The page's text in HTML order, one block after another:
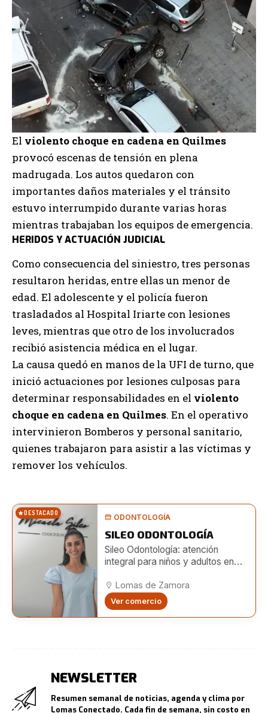
El violento choque en cadena en Quilmes
provocó escenas de tensión en plena
madrugada. Los autos quedaron con
importantes daños materiales y el tránsito
estuvo interrumpido durante varias horas
mientras trabajaban los equipos de emergencia.
HERIDOS Y ACTUACIÓN JUDICIAL
Como consecuencia del siniestro, tres personas
resultaron heridas, entre ellas un menor de
edad. El adolescente y el policía fueron
trasladados al Hospital Iriarte con lesiones
leves, mientras que otro de los involucrados
recibió asistencia médica en el lugar.
La causa quedó en manos de la UFI de turno, que
inició actuaciones por lesiones culposas para
determinar responsabilidades en el violento
choque en cadena en Quilmes. En el operativo
intervinieron Bomberos y personal sanitario,
quienes trabajaron para asistir a las víctimas y
remover los vehículos.
DESTACADO ODONTOLOGÍA
SILEO ODONTOLOGÍA
Sileo Odontología: atención
integral para niños y adultos en
Lomas de Zamora
Ver comercio
NEWSLETTER
Resumen semanal de noticias, agenda y clima por
Lomas Conectado. Cada fin de semana, sin costo en